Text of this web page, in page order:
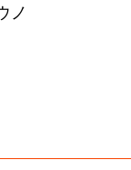
ノ